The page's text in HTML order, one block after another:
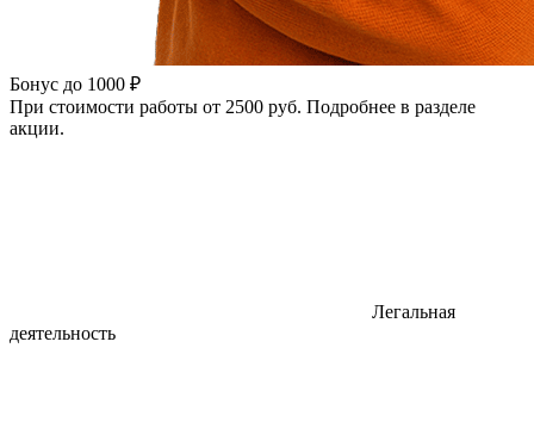
Бонус до 1000 ₽
При стоимости работы от 2500 руб. Подробнее в разделе
акции.
Легальная
деятельность